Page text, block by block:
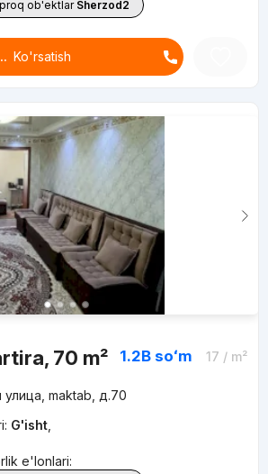
ob'ektlar Sherzod2
Ko'rsatish
70 m² 1.2B soʻm 17 / m²
maktab, д.70
G'isht,
e'lonlari: